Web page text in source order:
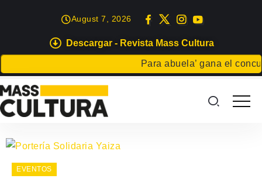
Descargar - Revista Mass Cultura
Para abuela’ gana el
August 7, 2026
EVENTOS